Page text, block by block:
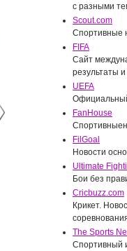
Научный руководитель
факультета М.Е.Швыдкой
с разными
Scout.com
Спортивные
FIFA
Сайт
результаты
UEFA
FanHouse
FilGoal
Новости
Ultimate
Бои без
Cricbuzz.com
Крикет.
The Sports
Спортивный